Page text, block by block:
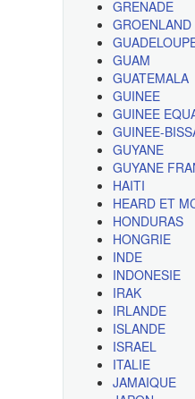
GRENADE
GROENLAND
GUAM
GUATEMALA
GUINEE
GUINEE
GUINEE-
GUYANE
GUYANE
HAITI
HEARD ET
HONDURAS
HONGRIE
INDE
INDONESIE
IRAK
IRLANDE
ISLANDE
ISRAEL
ITALIE
JAMAIQUE